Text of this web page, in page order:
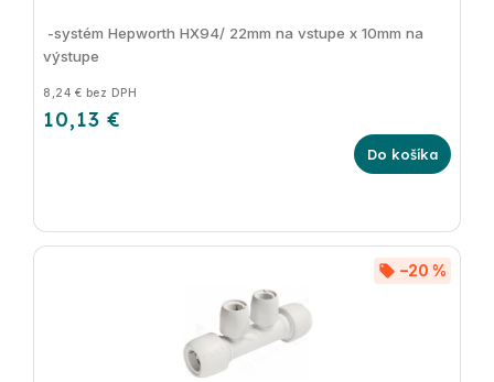
8,24 € bez DPH
10,13 €
Do košíka
-systém Hepworth HX94/ 22mm na vstupe x 10mm na
výstupe
–20 %